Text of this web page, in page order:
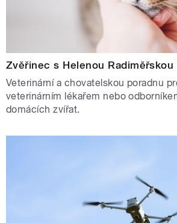
Zvěřinec s Helenou Radiměřskou
Veterinární a chovatelskou poradnu
veterinárním lékařem nebo
domácích zvířat.